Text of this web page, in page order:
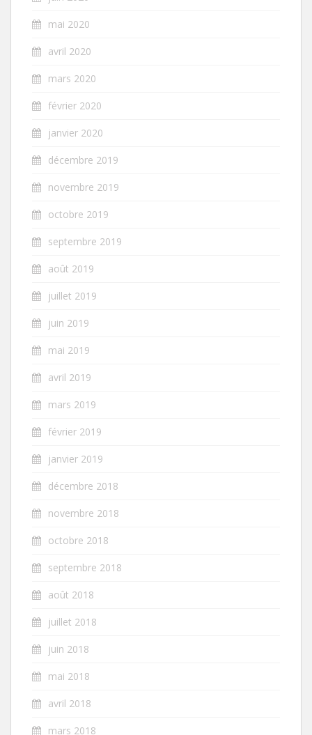
mai 2020
avril 2020
mars 2020
février 2020
janvier 2020
décembre 2019
novembre 2019
octobre 2019
septembre 2019
août 2019
juillet 2019
juin 2019
mai 2019
avril 2019
mars 2019
février 2019
janvier 2019
décembre 2018
novembre 2018
octobre 2018
septembre 2018
août 2018
juillet 2018
juin 2018
mai 2018
avril 2018
mars 2018